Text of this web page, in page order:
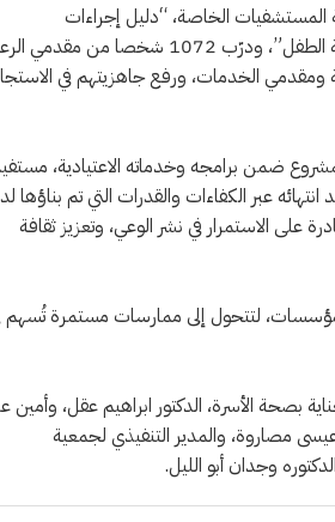
الخاصة، “دليل إجراءات
المستشفيات الخاصة في التعامل مع حالات العنف المبني على النوع الاجتماعي والعنف الأسري وحماية الطفل”، ودرّب 1072
الخدمات، ورفع جاهزيتهم في
ضمن برامجه وخدماته الاعتيادية،
عبر الكفاءات والقدرات التي تم بناؤها
الاستمرار في نشر الوعي، وتعزيز ثقافة
لتتحول إلى ممارسات مستمرة تُسهم
بصحة الأسرة، الدكتور ابراهيم عقل، وأمين
مصاروة، والمدير التنفيذي لجمعية
وجدان أبو الليل.